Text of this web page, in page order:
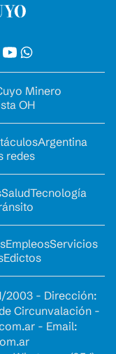
Minero
OH
Argentina
redes
SaludTecnología
EmpleosServicios
Edictos
2003 - Dirección:
Circunvalación -
- Email: